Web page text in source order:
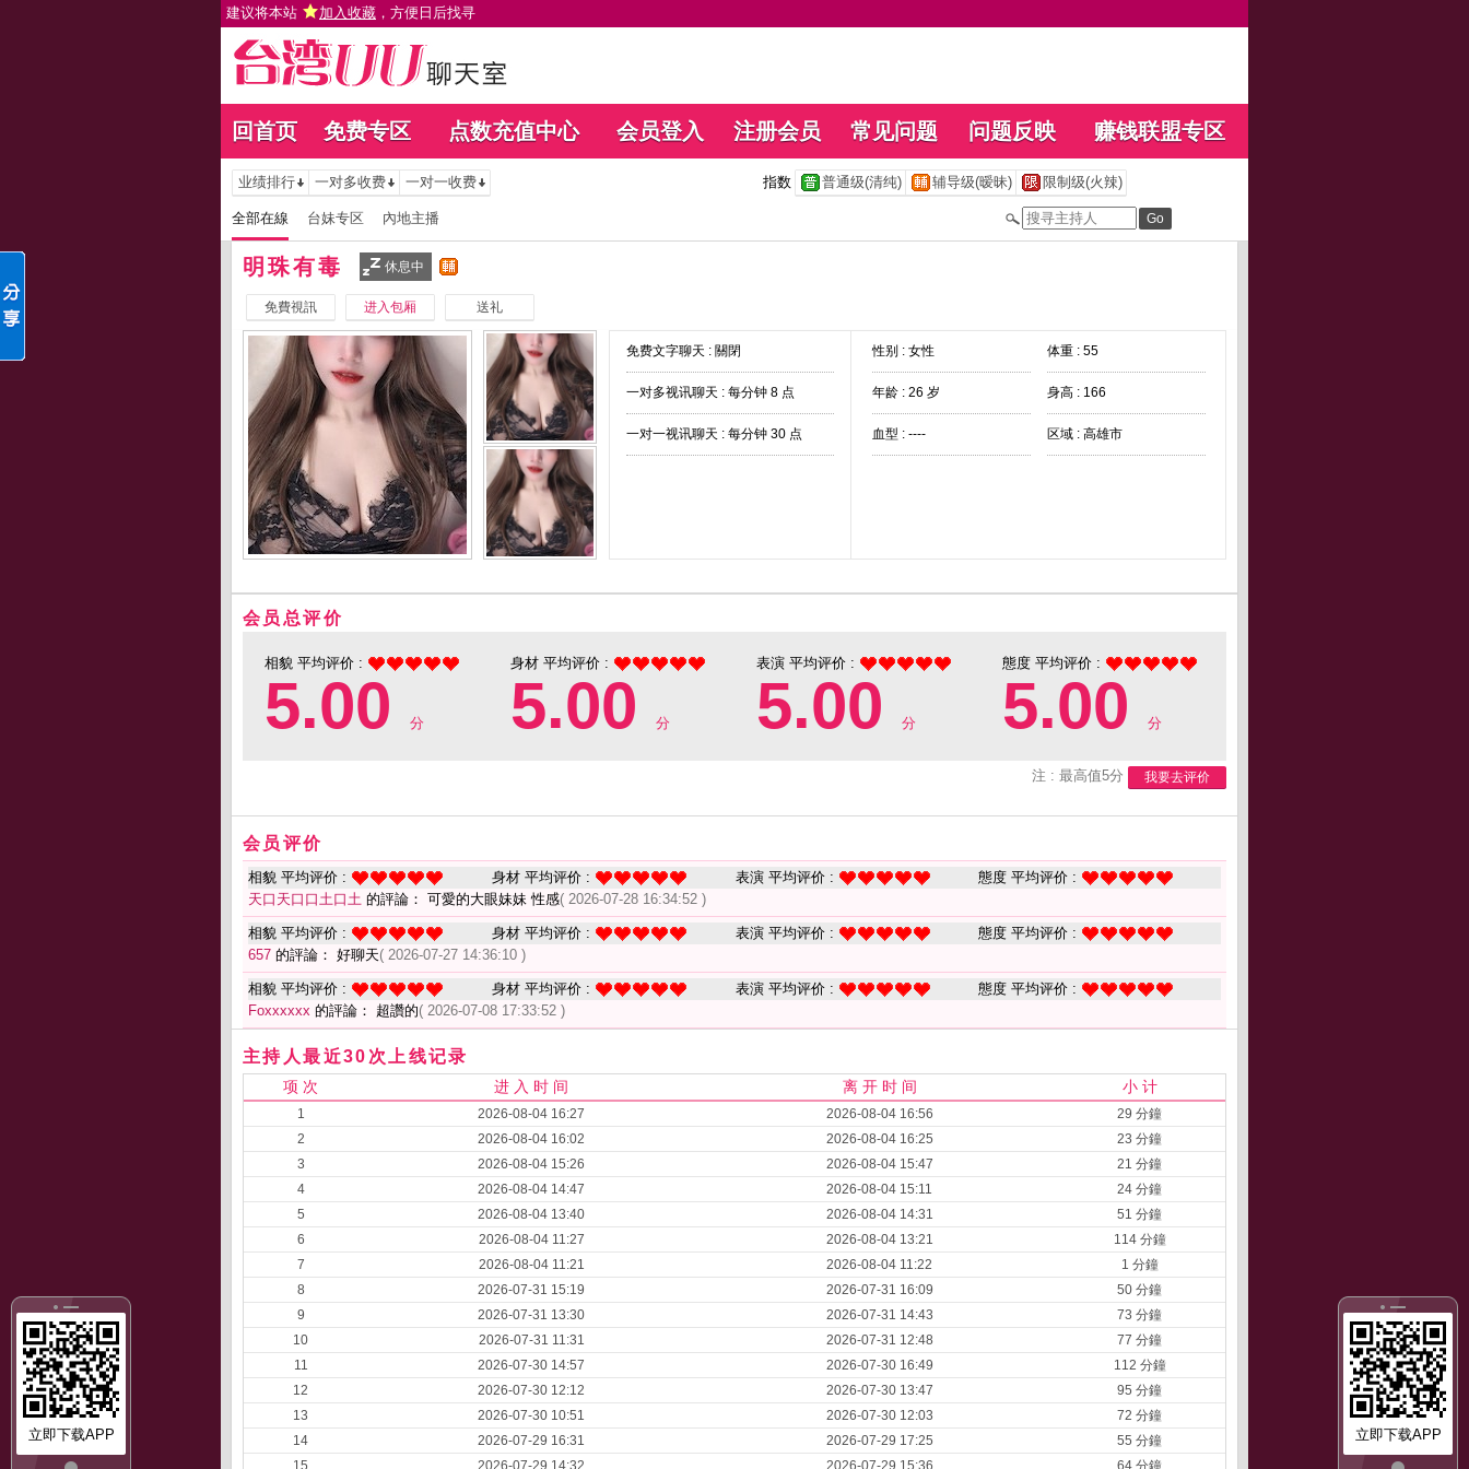
建议将本站 加入收藏 ，方便日后找寻
回首页 免费专区 点数充值中心 会员登入 注册会员 常见问题 问题反映 赚钱联盟专区
立即下载APP
立即下载APP
业绩排行 一对多收费 一对一收费 指数 普通级(清纯) 辅导级(暧昧) 限制级(火辣)
全部在線 台妹专区 內地主播
明珠有毒 休息中
免費視訊 进入包厢 送礼
免费文字聊天 : 關閉
一对多视讯聊天 : 每分钟 8 点
一对一视讯聊天 : 每分钟 30 点
性别 : 女性 体重 : 55
年龄 : 26 岁 身高 : 166
血型 : ---- 区域 : 高雄市
会员总评价
相貌 平均评价 :
5.00 分
身材 平均评价 :
5.00 分
表演 平均评价 :
5.00 分
態度 平均评价 :
5.00 分
注 : 最高值5分 我要去评价
会员评价
相貌 平均评价 : 身材 平均评价 : 表演 平均评价 :
態度 平均评价 :
天口天口口土口土 的評論： 可愛的大眼妹妹 性感( 2026-07-28 16:34:52 )
相貌 平均评价 : 身材 平均评价 : 表演 平均评价 :
態度 平均评价 :
657 的評論： 好聊天( 2026-07-27 14:36:10 )
相貌 平均评价 : 身材 平均评价 : 表演 平均评价 :
態度 平均评价 :
Foxxxxxx 的評論： 超讚的( 2026-07-08 17:33:52 )
主持人最近30次上线记录
项 次 进 入 时 间 离 开 时 间 小 计
1 2026-08-04 16:27 2026-08-04 16:56
29 分鐘
2
2026-08-04 16:02 2026-08-04 16:25
23 分鐘
3
2026-08-04 15:26 2026-08-04 15:47
21 分鐘
4
2026-08-04 14:47 2026-08-04 15:11
24 分鐘
5
2026-08-04 13:40 2026-08-04 14:31
51 分鐘
6
2026-08-04 11:27 2026-08-04 13:21
114 分鐘
7
2026-08-04 11:21 2026-08-04 11:22
1 分鐘
8
2026-07-31 15:19 2026-07-31 16:09
50 分鐘
9
2026-07-31 13:30 2026-07-31 14:43
73 分鐘
10
2026-07-31 11:31 2026-07-31 12:48
77 分鐘
11
2026-07-30 14:57 2026-07-30 16:49
112 分鐘
12
2026-07-30 12:12 2026-07-30 13:47
95 分鐘
13
2026-07-30 10:51 2026-07-30 12:03
72 分鐘
14
2026-07-29 16:31 2026-07-29 17:25
55 分鐘
15
2026-07-29 14:32 2026-07-29 15:36 64 分鐘